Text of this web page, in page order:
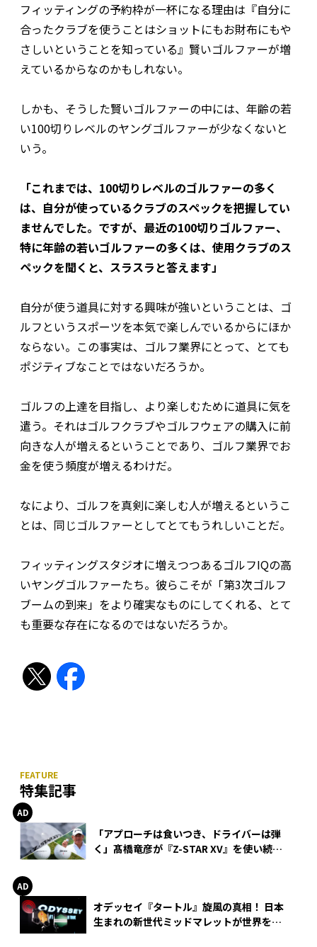
フィッティングの予約枠が一杯になる理由は『自分に
合ったクラブを使うことはショットにもお財布にもや
さしいということを知っている』賢いゴルファーが増
えているからなのかもしれない。
しかも、そうした賢いゴルファーの中には、年齢の若
い100切りレベルのヤングゴルファーが少なくないと
いう。
「これまでは、100切りレベルのゴルファーの多く
は、自分が使っているクラブのスペックを把握してい
ませんでした。ですが、最近の100切りゴルファー、
特に年齢の若いゴルファーの多くは、使用クラブのス
ペックを聞くと、スラスラと答えます」
自分が使う道具に対する興味が強いということは、ゴ
ルフというスポーツを本気で楽しんでいるからにほか
ならない。この事実は、ゴルフ業界にとって、とても
ポジティブなことではないだろうか。
ゴルフの上達を目指し、より楽しむために道具に気を
遣う。それはゴルフクラブやゴルフウェアの購入に前
向きな人が増えるということであり、ゴルフ業界でお
金を使う頻度が増えるわけだ。
なにより、ゴルフを真剣に楽しむ人が増えるというこ
とは、同じゴルファーとしてとてもうれしいことだ。
フィッティングスタジオに増えつつあるゴルフIQの高
いヤングゴルファーたち。彼らこそが「第3次ゴルフ
ブームの到来」をより確実なものにしてくれる、とて
も重要な存在になるのではないだろうか。
特集記事
「アプローチは食いつき、ドライバーは弾
く」髙橋竜彦が『Z-STAR XV』を使い続け
オデッセイ『タートル』旋風の真相！ 日本
生まれの新世代ミッドマレットが世界を席